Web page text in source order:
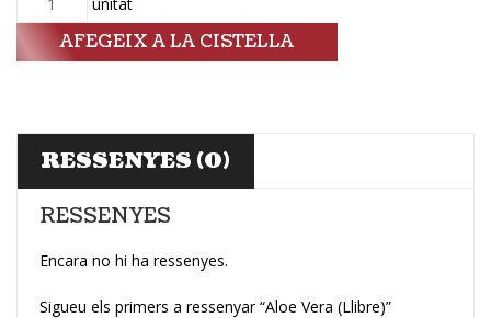
AFEGEIX A LA CISTELLA
RESSENYES (0)
RESSENYES
Encara no hi ha ressenyes.
Sigueu els primers a ressenyar “Aloe Vera (Llibre)”